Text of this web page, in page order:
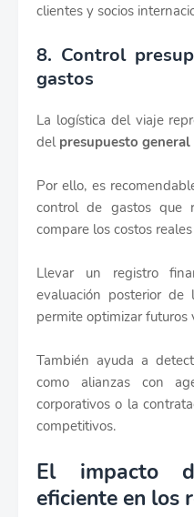
clientes y socios
8. Control
gastos
La logística del viaje
del presupuesto
Por ello, es
control de gastos que
compare los costos
Llevar un registro
evaluación posterior
permite optimizar futuros
También ayuda a
como alianzas con
corporativos o la
competitivos.
El impacto
eficiente en los